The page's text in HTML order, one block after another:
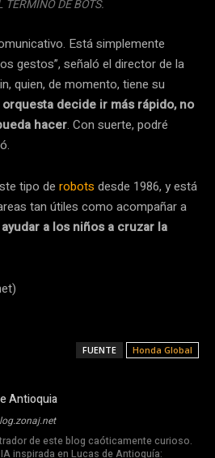
TÉRMINO DE BOTS.
Está simplemente
gestos”, señaló el director de la
quien, de momento, tiene su
orquesta decide ir más rápido, no
hacer. Con suerte, podré
tipo de robots desde 1986, y está
tan útiles como acompañar a
ayudar a los niños a cruzar la
FUENTE Honda Global
Antioquia
de este blog caóticamente curioso.
inspirada en Lucas de Antioquía: